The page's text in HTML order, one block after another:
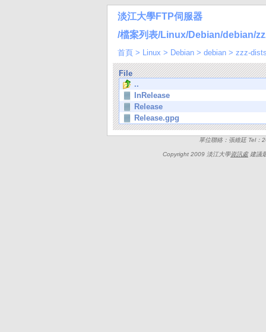
淡江大學FTP伺服器
/檔案列表/Linux/Debian/debian/
首頁 > Linux > Debian > debian > zzz-
File
..
InRelease
Release
Release.gpg
單位聯絡：張維廷 Tel
Copyright 2009 淡江大學資訊處建議